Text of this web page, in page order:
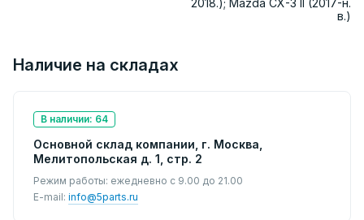
2018.); Mazda CX-3 II (2017-н.
в.)
Наличие на складах
В наличии: 64
Основной склад компании, г. Москва,
Мелитопольская д. 1, стр. 2
Режим работы: ежедневно с 9.00 до 21.00
E-mail: info@5parts.ru